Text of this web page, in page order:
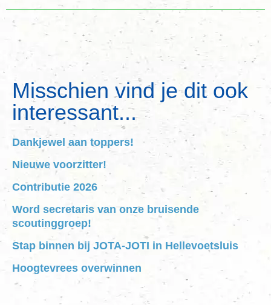
Misschien vind je dit ook
interessant...
Dankjewel aan toppers!
Nieuwe voorzitter!
Contributie 2026
Word secretaris van onze bruisende
scoutinggroep!
Stap binnen bij JOTA-JOTI in Hellevoetsluis
Hoogtevrees overwinnen